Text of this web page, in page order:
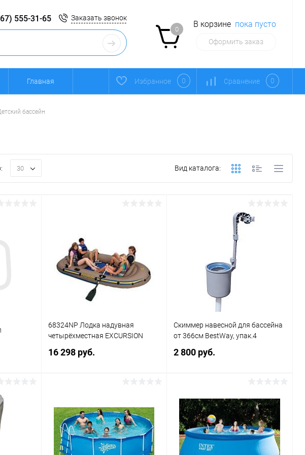
555-31-65 Заказать звонок
0
В корзине пока пусто
Оформить заказ
Главная Избранное 0 Сравнение 0
бассейн
30 Вид каталога:
Сравнение
68324NP Лодка надувная
четырёхместная EXCURSION
16 298 руб.
Купить в 1 клик Сравнение
В избранное Недоступно
Скиммер навесной для бассейна
от 366см BestWay, упак.4
2 800 руб.
Купить в 1 клик Сравнение
В избранное Недоступно